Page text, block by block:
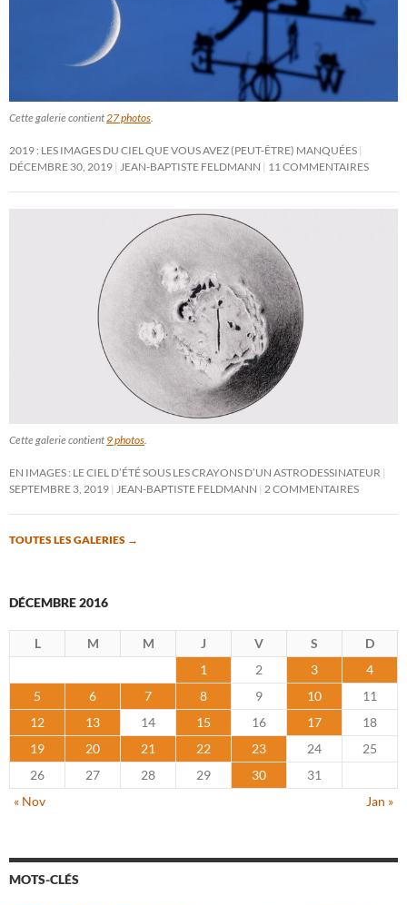
Cette galerie contient 27 photos
2019 : LES IMAGES DU CIEL QUE VOUS AVEZ (PEUT-ÊTRE) MANQUÉES
DÉCEMBRE 30, 2019
JEAN-BAPTISTE FELDMANN 11 COMMENTAIRES
Cette galerie contient 9 photos
EN IMAGES : LE CIEL D’ÉTÉ SOUS LES CRAYONS D’UN ASTRODESSINATEUR
SEPTEMBRE 3, 2019
JEAN-BAPTISTE FELDMANN 2 COMMENTAIRES
TOUTES LES GALERIES →
DÉCEMBRE 2016
L M M J V S
D
1
2 3
4
5
6 7 8 9 10
11
12
13 14 15 16 17
18
19
20 21 22 23 24
25
26
27 28 29 30
31
« Nov
Jan »
MOTS-CLÉS